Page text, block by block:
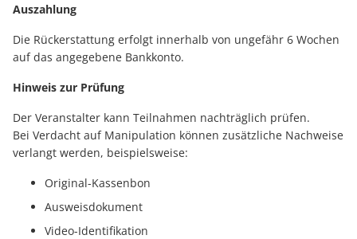
Auszahlung
Die Rückerstattung erfolgt innerhalb von ungefähr 6 Wochen
auf das angegebene Bankkonto.
Hinweis zur Prüfung
Der Veranstalter kann Teilnahmen nachträglich prüfen.
Bei Verdacht auf Manipulation können zusätzliche Nachweise
verlangt werden, beispielsweise:
Original-Kassenbon
Ausweisdokument
Video-Identifikation